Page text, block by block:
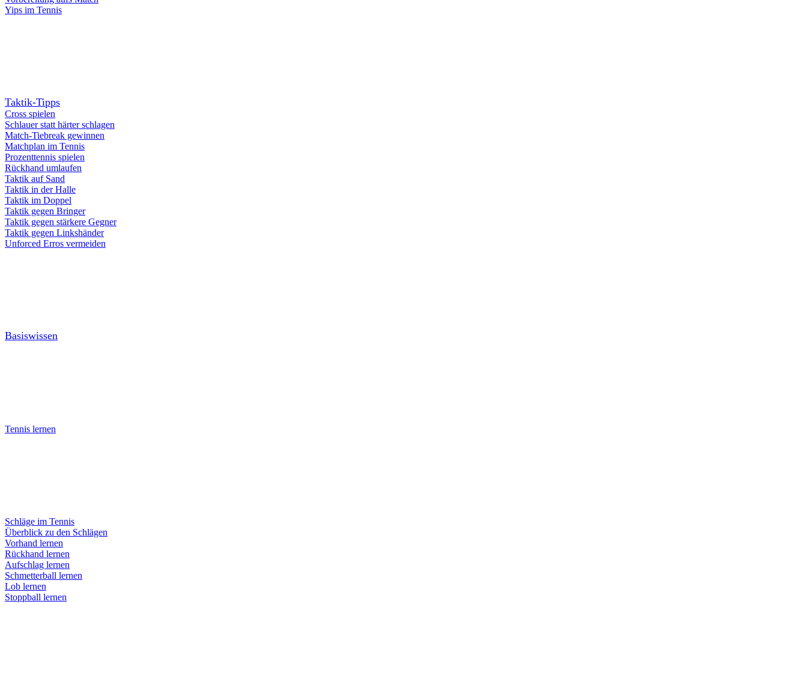
Yips im Tennis
Taktik-Tipps
Cross spielen
Schlauer statt härter schlagen
Match-Tiebreak gewinnen
Matchplan im Tennis
Prozenttennis spielen
Rückhand umlaufen
Taktik auf Sand
Taktik in der Halle
Taktik im Doppel
Taktik gegen Bringer
Taktik gegen stärkere Gegner
Taktik gegen Linkshänder
Unforced Erros vermeiden
Basiswissen
Tennis lernen
Schläge im Tennis
Überblick zu den Schlägen
Vorhand lernen
Rückhand lernen
Aufschlag lernen
Schmetterball lernen
Lob lernen
Stoppball lernen